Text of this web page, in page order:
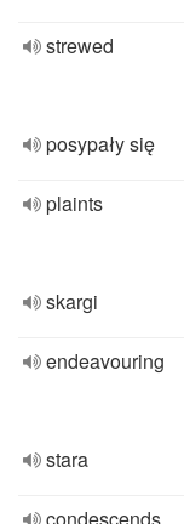
strewed
posypały się
plaints
skargi
endeavouring
stara